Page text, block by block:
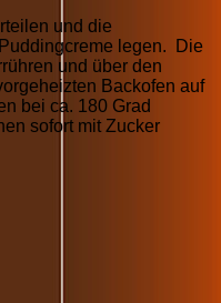
und die
legen. Die
und über den
Backofen auf
bei ca. 180 Grad
sofort mit Zucker